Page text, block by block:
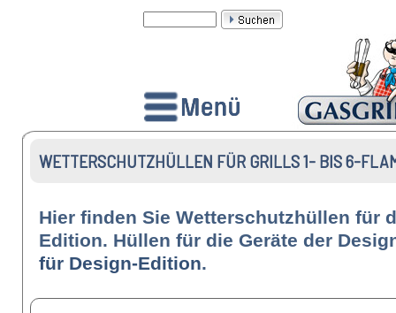
WETTERSCHUTZHÜLLEN FÜR GRILLS 1- BIS 6-
Hier finden Sie Wetterschutzhüllen für
Edition. Hüllen für die Geräte der
für Design-Edition.